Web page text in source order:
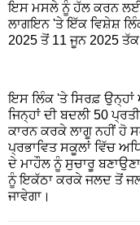
ਇਸ ਮਸਲੇ ਨੂੰ ਹੱਲ ਕਰਨ
ਲਾਗਇਨ 'ਤੇ ਇੱਕ ਵਿਸ਼ੇਸ਼
2025 ਤੋਂ 11 ਜੂਨ 2025
ਇਸ ਲਿੰਕ 'ਤੇ ਸਿਰਫ਼ ਉਨ੍ਹਾਂ
ਜਿਨ੍ਹਾਂ ਦੀ ਬਦਲੀ 50
ਕਾਰਨ ਕਰਕੇ ਲਾਗੂ ਨਹੀਂ ਹੋ
ਪ੍ਰਭਾਵਿਤ ਸਕੂਲਾਂ ਵਿੱਚ
ਦੇ ਮਾਹੌਲ ਨੂੰ ਸੁਚਾਰੂ
ਨੂੰ ਇਕੱਠਾ ਕਰਕੇ ਜਲਦ ਤੋਂ
ਜਾਵੇਗਾ।